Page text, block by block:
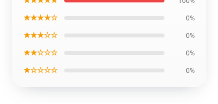
★★★★☆ 0%
★★★☆☆ 0%
★★☆☆☆ 0%
★☆☆☆☆ 0%